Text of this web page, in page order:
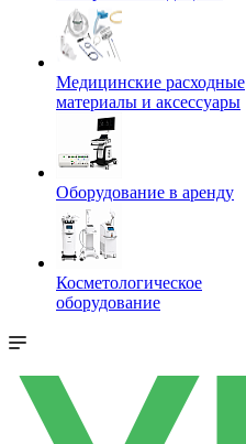
Медицинские расходные
материалы и аксессуары
Оборудование в аренду
Косметологическое
оборудование